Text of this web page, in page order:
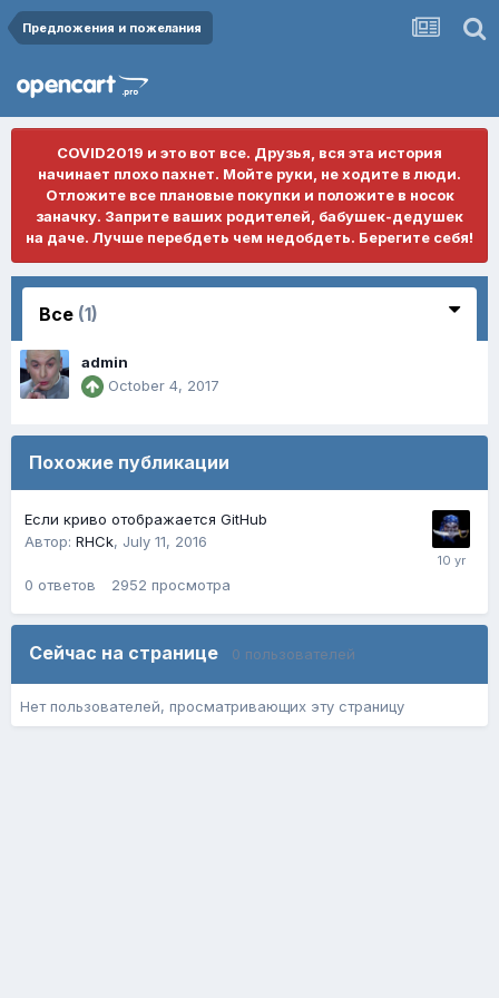
Предложения и пожелания
COVID2019 и это вот все. Друзья, вся эта история
начинает плохо пахнет. Мойте руки, не ходите в люди.
Отложите все плановые покупки и положите в носок
заначку. Заприте ваших родителей, бабушек-дедушек
на даче. Лучше перебдеть чем недобдеть. Берегите себя!
Все (1)
admin
October 4, 2017
Похожие публикации
Если криво отображается GitHub
Автор: RHCk, July 11, 2016
0 ответов 2952 просмотра
Сейчас на странице 0 пользователей
Нет пользователей, просматривающих эту страницу